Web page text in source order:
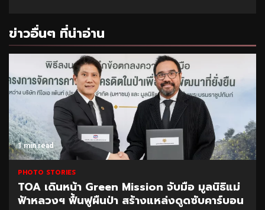
ข่าวอื่นๆ ที่น่าอ่าน
1 min read
PHOTO STORIES
TOA เดินหน้า Green Mission จับมือ มูลนิธิแม่
ฟ้าหลวงฯ ฟื้นฟูผืนป่า สร้างแหล่งดูดซับคาร์บอน